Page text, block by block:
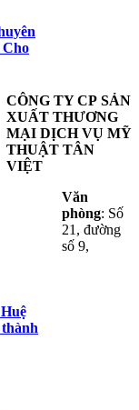
Cho
CÔNG TY CP SẢN
XUẤT THƯƠNG
MẠI DỊCH VỤ MỸ
THUẬT TÂN
VIỆT
Văn
phòng: Số
21, đường
số 9,